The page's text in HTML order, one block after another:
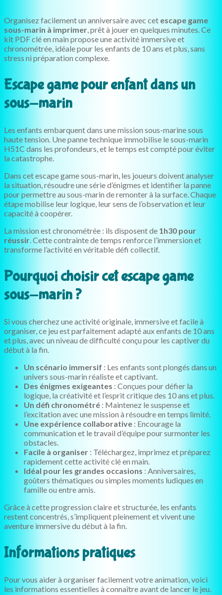
Organisez facilement un anniversaire avec cet escape game
sous-marin à imprimer, prêt à jouer en quelques minutes. Ce
kit PDF clé en main propose une activité immersive et
chronométrée, idéale pour les enfants de 10 ans et plus, sans
stress ni préparation complexe.
Escape game pour enfant dans un
sous-marin
Les enfants embarquent dans une mission sous-marine sous
haute tension. Une panne technique immobilise le sous-marin
H51C dans les profondeurs, et le temps est compté pour éviter
la catastrophe.
Dans cet escape game sous-marin, les joueurs doivent analyser
la situation, résoudre une série d’énigmes et identifier la panne
pour permettre au sous-marin de remonter à la surface. Chaque
étape mobilise leur logique, leur sens de l’observation et leur
capacité à coopérer.
La mission est chronométrée : ils disposent de 1h30 pour
réussir. Cette contrainte de temps renforce l’immersion et
transforme l’activité en véritable défi collectif.
Pourquoi choisir cet escape game
sous-marin ?
Si vous cherchez une activité originale, immersive et facile à
organiser, ce jeu est parfaitement adapté aux enfants de 10 ans
et plus, avec un niveau de difficulté conçu pour les captiver du
début à la fin.
Un scénario immersif : Les enfants sont plongés dans un
univers sous-marin réaliste et captivant.
Des énigmes exigeantes : Conçues pour défier la
logique, la créativité et l’esprit critique des 10 ans et plus.
Un défi chronométré : Maintenez le suspense et
l’excitation avec une mission à résoudre en temps limité.
Une expérience collaborative : Encourage la
communication et le travail d’équipe pour surmonter les
obstacles.
Facile à organiser : Téléchargez, imprimez et préparez
rapidement cette activité clé en main.
Idéal pour les grandes occasions : Anniversaires,
goûters thématiques ou simples moments ludiques en
famille ou entre amis.
Grâce à cette progression claire et structurée, les enfants
restent concentrés, s’impliquent pleinement et vivent une
aventure immersive du début à la fin.
Informations pratiques
Pour vous aider à organiser facilement votre animation, voici
les informations essentielles à connaître avant de lancer le jeu.